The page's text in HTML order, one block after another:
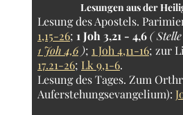
Lesungen aus der
Lesung des Apostels.
1,15-26; 1 Joh 3,21 - 4,6(
1 Joh 4,6); 1 Joh 4,11-16; zur
17.21-26; Lk 9,1-6.
Lesung des Tages. Zum
Auferstehungsevangelium):